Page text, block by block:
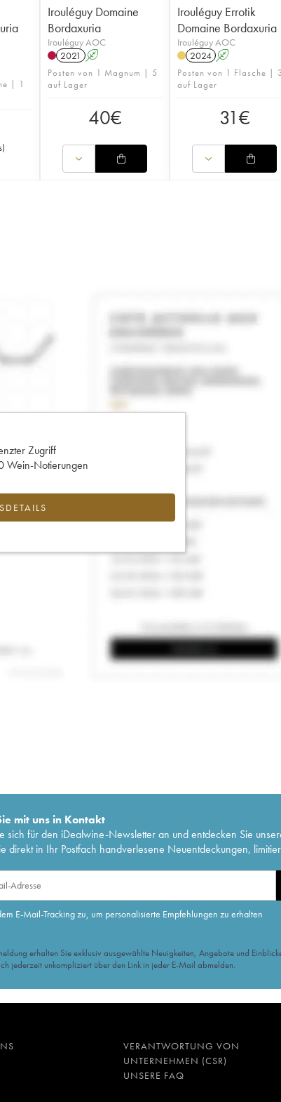
| 1
)
Irouléguy Domaine
Bordaxuria
Irouléguy AOC
2021
A
Posten von 1 Magnum | 5
auf Lager
40€
Irouléguy Errotik
Domaine Bordaxuria
Irouléguy AOC
2024 A
Posten von 1 Flasche |
auf Lager
31€
Zugriff
Wein-Notierungen
mit uns in Kontakt
sich für den iDealwine-Newsletter an und entdecken Sie
direkt in Ihr Postfach handverlesene Neuentdeckungen,
E-Mail-Tracking zu, um personalisierte Empfehlungen zu erhalten
erhalten Sie exklusiv ausgewählte Neuigkeiten, Angebote und
jederzeit unkompliziert über den Link in jeder E-Mail abmelden.
VERANTWORTUNG VON
UNTERNEHMEN (CSR)
UNSERE FAQ